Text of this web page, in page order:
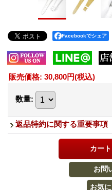
Facebookでシェア
販売価格: 30,800円(税込)
数量:
返品特約に関する重要事項